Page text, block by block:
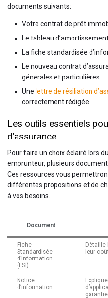
documents suivants:
Votre contrat de prêt
Le tableau
La fiche standardisée
Le nouveau contrat
générales et particulières
Une lettre de résiliation
correctement rédigée
Les outils essentiels
d’assurance
Pour faire un choix éclairé lors
emprunteur, plusieurs
Ces ressources vous
différentes propositions et de
à vos besoins.
Document
Fiche
Standardisée
d’Information
(FSI)
Détaille
leur
Notice
d’information